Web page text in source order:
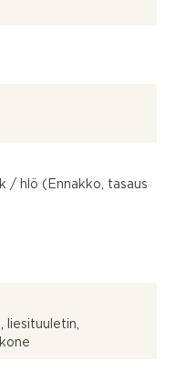
/ hlö (Ennakko, tasaus
liesituuletin,